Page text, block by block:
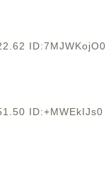
ID:7MJWKojO0
ID:+MWEkIJs0